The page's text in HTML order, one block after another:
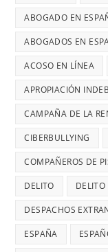
ABOGADO EN
ABOGADOS EN
ACOSO EN LÍNEA
APROPIACIÓN
CAMPAÑA DE LA
CIBERBULLYING
COMPAÑEROS DE
DELITO DELITO
DESPACHOS
ESPAÑA